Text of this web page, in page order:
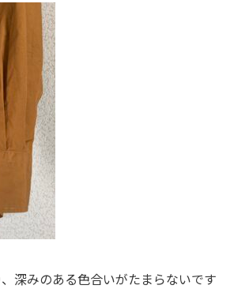
深みのある色合いがたまらないです